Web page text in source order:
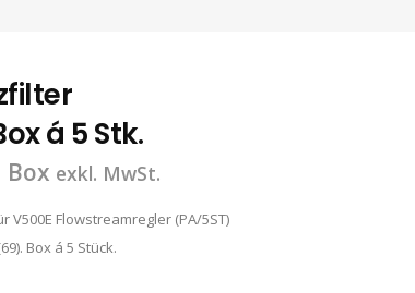
á 5 Stk.
Box exkl. MwSt.
V500E Flowstreamregler (PA/5ST)
Box á 5 Stück.